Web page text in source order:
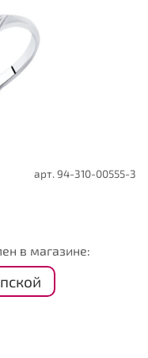
арт. 94-310-00555-3
в магазине: